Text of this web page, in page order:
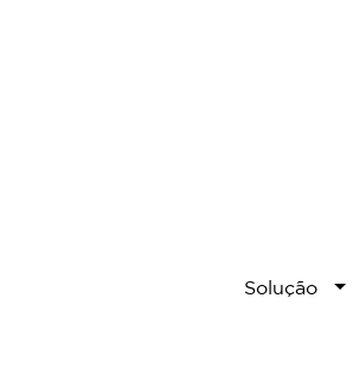
Solução